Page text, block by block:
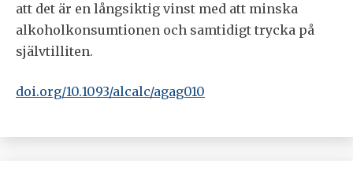
att det är en långsiktig vinst med att minska
alkoholkonsumtionen och samtidigt trycka på
självtilliten.
doi.org/10.1093/alcalc/agag010